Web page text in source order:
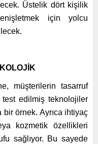
Üstelik dört kişilik
için yolcu
müşterilerin tasarruf
edilmiş teknolojiler
bir örnek. Ayrıca ihtiyaç
kozmetik özellikleri
sağlıyor. Bu sayede